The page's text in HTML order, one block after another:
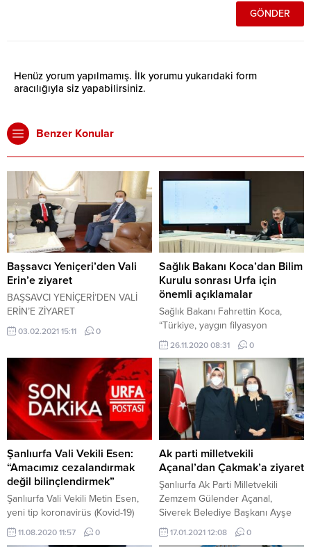
Henüz yorum yapılmamış. İlk yorumu yukarıdaki form
aracılığıyla siz yapabilirsiniz.
Benzer Konular
Başsavcı Yeniçeri’den Vali
Erin’e ziyaret
BAŞSAVCI YENİÇERİ’DEN VALİ
ERİN’E ZİYARET
03.02.2021 15:11 0
Sağlık Bakanı Koca’dan Bilim
Kurulu sonrası Urfa için
önemli açıklamalar
Sağlık Bakanı Fahrettin Koca,
“Türkiye, yaygın filyasyon
yapılması, vakaların hızlı tespiti,
ülke genelinde standart tedavi
protokollerinin uygulanması,
erkenden tedaviye başlanması,
evde izole edilen hastalara ilaç
teslimi ve tüm bu hizmetlerin
ücretsiz gerçekleştirilmesi
yönünden dünyada fark yaratan
bir ülke oldu” dedi.
26.11.2020 08:31 0
Şanlıurfa Vali Vekili Esen:
“Amacımız cezalandırmak
değil bilinçlendirmek”
Şanlıurfa Vali Vekili Metin Esen,
yeni tip koronavirüs (Kovid-19)
tedbirlerine yönelik amaçlarının
cezalandırmak değil
11.08.2020 11:57 0
Ak parti milletvekili
Açanal’dan Çakmak’a ziyaret
Şanlıurfa Ak Parti Milletvekili
Zemzem Gülender Açanal,
Siverek Belediye Başkanı Ayşe
Çakmak’ı ziyaret etti. Şanlıurfa’nın
Ak Parti Milletvekili Açanal’ı
17.01.2021 12:08 0